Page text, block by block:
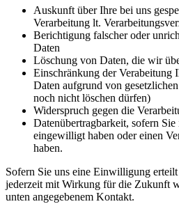
Auskunft über Ihre bei uns
Verarbeitung lt.
Berichtigung falscher oder
Daten
Löschung von Daten, die wir
Einschränkung der Verabeitung
Daten aufgrund von
noch nicht löschen dürfen)
Widerspruch gegen die
Datenübertragbarkeit, sofern
eingewilligt haben oder einen
haben.
Sofern Sie uns eine Einwilligung
jederzeit mit Wirkung für die Zukunft
unten angegebenem Kontakt.